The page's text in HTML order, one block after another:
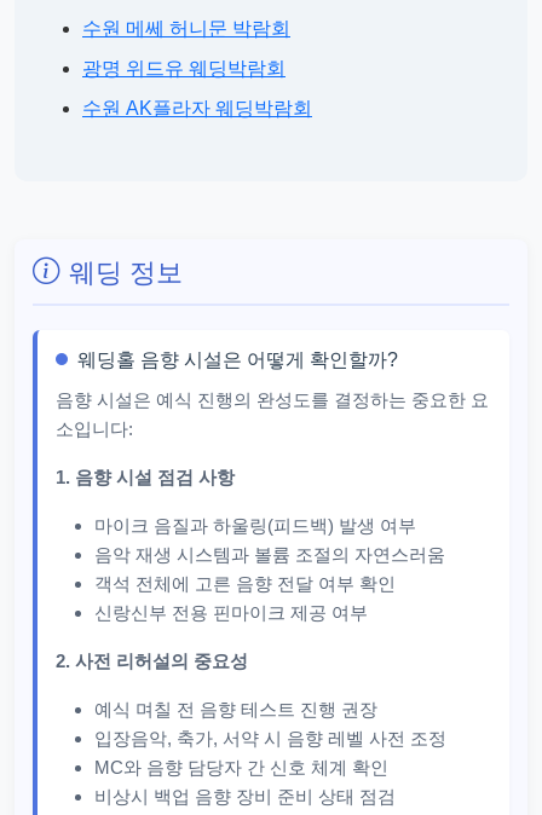
수원 메쎄 허니문 박람회
광명 위드유 웨딩박람회
수원 AK플라자 웨딩박람회
웨딩 정보
웨딩홀 음향 시설은 어떻게 확인할까?
음향 시설은 예식 진행의 완성도를 결정하는 중요한 요
소입니다:
1. 음향 시설 점검 사항
마이크 음질과 하울링(피드백) 발생 여부
음악 재생 시스템과 볼륨 조절의 자연스러움
객석 전체에 고른 음향 전달 여부 확인
신랑신부 전용 핀마이크 제공 여부
2. 사전 리허설의 중요성
예식 며칠 전 음향 테스트 진행 권장
입장음악, 축가, 서약 시 음향 레벨 사전 조정
MC와 음향 담당자 간 신호 체계 확인
비상시 백업 음향 장비 준비 상태 점검